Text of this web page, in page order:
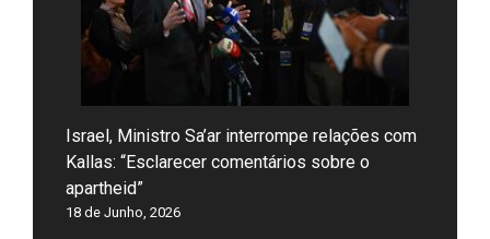
Israel, Ministro Sa’ar interrompe relações com
Kallas: “Esclarecer comentários sobre o
apartheid”
18 de Junho, 2026